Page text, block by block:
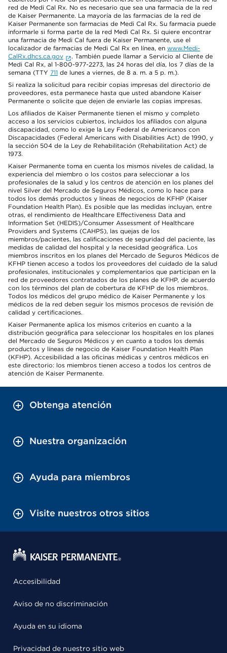
red de Medi Cal Rx. No es necesario que sea una farmacia de la red
de Kaiser Permanente. La mayoría de las farmacias de la red de
Kaiser Permanente son farmacias de Medi Cal Rx. Su farmacia puede
informarle si forma parte de la red Medi Cal Rx. Si quiere encontrar
una farmacia de Medi Cal fuera de Kaiser Permanente, use el
localizador de farmacias de Medi Cal Rx en línea, en www.Medi-
CalRx.dhcs.ca.gov
. También puede llamar a Servicio al Cliente de
Medi Cal Rx, al 1-800-977-2273, las 24 horas del día, los 7 días de la
semana (TTY 711 de lunes a viernes, de 8 a. m. a 5 p. m.).
Si realiza la solicitud para recibir copias impresas del directorio de
proveedores, esta permanece hasta que usted abandone Kaiser
Permanente o solicite que dejen de enviarle las copias impresas.
Los afiliados de Kaiser Permanente tienen el mismo y completo
acceso a los servicios cubiertos, incluidos los afiliados con alguna
discapacidad, como lo exige la Ley Federal de Americanos con
Discapacidades (Federal Americans with Disabilities Act) de 1990, y
la sección 504 de la Ley de Rehabilitación (Rehabilitation Act) de
1973.
Kaiser Permanente toma en cuenta los mismos niveles de calidad, la
experiencia del miembro o los costos para seleccionar a los
profesionales de la salud y los centros de atención en los planes del
nivel Silver del Mercado de Seguros Médicos, como lo hace para
todos los demás productos y líneas de negocios de KFHP (Kaiser
Foundation Health Plan). Es posible que las medidas incluyan, entre
otras, el rendimiento de Healthcare Effectiveness Data and
Information Set (HEDIS)/Consumer Assessment of Healthcare
Providers and Systems (CAHPS), las quejas de los
miembros/pacientes, las calificaciones de seguridad del paciente, las
medidas de calidad del hospital y la necesidad geográfica. Los
miembros inscritos en los planes del Mercado de Seguros Médicos de
KFHP tienen acceso a todos los proveedores del cuidado de la salud
profesionales, institucionales y complementarios que participan en la
red de proveedores contratados de los planes de KFHP, de acuerdo
con los términos del plan de cobertura de KFHP de los miembros.
Todos los médicos del grupo médico de Kaiser Permanente y los
médicos de la red deben seguir los mismos procesos de revisión de
calidad y certificaciones.
Kaiser Permanente aplica los mismos criterios en cuanto a la
distribución geográfica para seleccionar los hospitales en los planes
del Mercado de Seguros Médicos y en cuanto a todos los demás
productos y líneas de negocio de Kaiser Foundation Health Plan
(KFHP). Accesibilidad a las oficinas médicas y centros médicos en
este directorio: los miembros tienen acceso a todos los centros de
atención de Kaiser Permanente.
Obtenga atención
Nuestra organización
Ayuda para miembros
Visite nuestros otros sitios
Accesibilidad
Aviso de no discriminación
Ayuda en su idioma
Privacidad de nuestro sitio web